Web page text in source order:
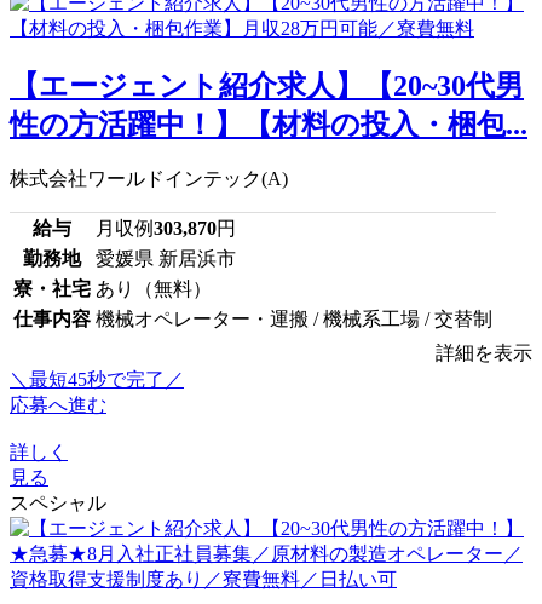
【エージェント紹介求人】【20~30代男
性の方活躍中！】【材料の投入・梱包...
株式会社ワールドインテック(A)
給与 月収例303,870円
勤務地
愛媛県 新居浜市
寮・社宅 あり（無料）
仕事内容 機械オペレーター・運搬 / 機械系工場 / 交替制
詳細を表示
＼最短45秒で完了／
応募へ進む
詳しく
見る
スペシャル